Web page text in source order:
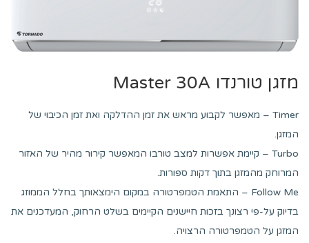
מזגן טורנדו Master 30A
Timer – מאפשר לקבוע מראש את זמן ההדלקה ואת זמן הכיבוי של
המזגן.
Turbo – קיימת אפשרות למצב טורבו המאפשר קירור מהיר של האזור
המרוחק מהמזגן בתוך דקות ספורות.
Follow Me – התאמת הטמפרטורה במקום הימצאותך בחלל הממוזג
בדיוק על-פי רצונך בזכות חיישנים הקיימים בשלט הרחוק, המעדכנים את
המזגן על הטמפרטורה הרצויה.